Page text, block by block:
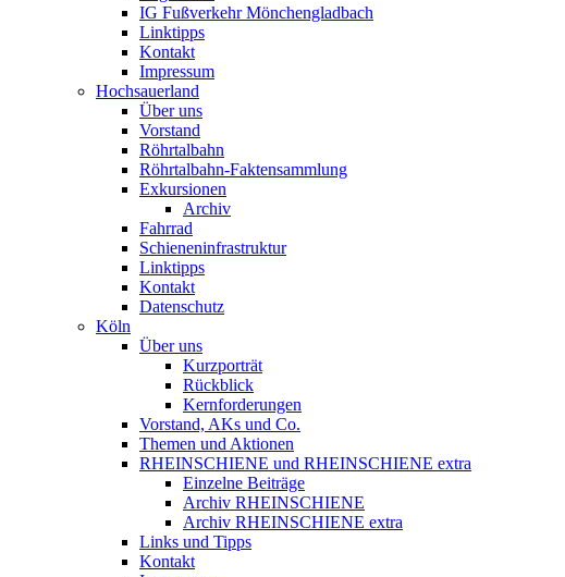
IG Fußverkehr Mönchengladbach
Linktipps
Kontakt
Impressum
Hochsauerland
Über uns
Vorstand
Röhrtalbahn
Röhrtalbahn-Faktensammlung
Exkursionen
Archiv
Fahrrad
Schieneninfrastruktur
Linktipps
Kontakt
Datenschutz
Köln
Über uns
Kurzporträt
Rückblick
Kernforderungen
Vorstand, AKs und Co.
Themen und Aktionen
RHEINSCHIENE und RHEINSCHIENE extra
Einzelne Beiträge
Archiv RHEINSCHIENE
Archiv RHEINSCHIENE extra
Links und Tipps
Kontakt